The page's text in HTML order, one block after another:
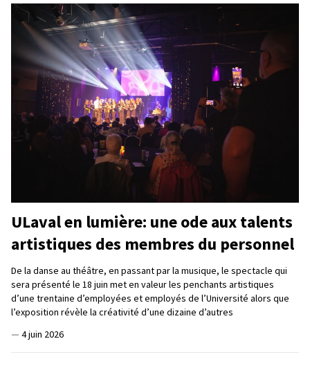
ULaval en lumière: une ode aux talents
artistiques des membres du personnel
De la danse au théâtre, en passant par la musique, le spectacle qui
sera présenté le 18 juin met en valeur les penchants artistiques
d’une trentaine d’employées et employés de l’Université alors que
l’exposition révèle la créativité d’une dizaine d’autres
— 4 juin 2026